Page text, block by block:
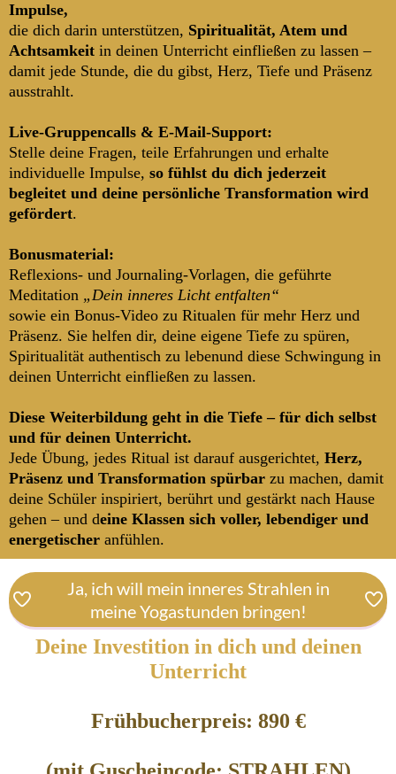
Impulse,
die dich darin unterstützen, Spiritualität, Atem und
Achtsamkeit in deinen Unterricht einfließen zu lassen –
damit jede Stunde, die du gibst, Herz, Tiefe und Präsenz
ausstrahlt.
Live-Gruppencalls & E-Mail-Support:
Stelle deine Fragen, teile Erfahrungen und erhalte
individuelle Impulse, so fühlst du dich jederzeit
begleitet und deine persönliche Transformation wird
gefördert.
Bonusmaterial:
Reflexions- und Journaling-Vorlagen, die geführte
Meditation „Dein inneres Licht entfalten“
sowie ein Bonus-Video zu Ritualen für mehr Herz und
Präsenz. Sie helfen dir, deine eigene Tiefe zu spüren,
Spiritualität authentisch zu lebenund diese Schwingung in
deinen Unterricht einfließen zu lassen.
Diese Weiterbildung geht in die Tiefe – für dich selbst
und für deinen Unterricht.
Jede Übung, jedes Ritual ist darauf ausgerichtet, Herz,
Präsenz und Transformation spürbar zu machen, damit
deine Schüler inspiriert, berührt und gestärkt nach Hause
gehen – und deine Klassen sich voller, lebendiger und
energetischer anfühlen.
Ja, ich will mein inneres Strahlen in
meine Yogastunden bringen!
Deine Investition in dich und deinen
Unterricht
Frühbucherpreis: 890 €